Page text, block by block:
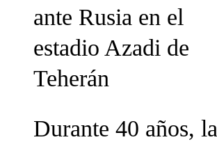
ante Rusia en el
estadio Azadi de
Teherán
Durante 40 años, la